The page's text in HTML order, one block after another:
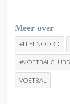
Meer over
#FEYENOORD
#VOETBALCLUBS
VOETBAL